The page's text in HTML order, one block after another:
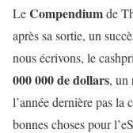
LeCompendiumde
après sa sortie, un
nous écrivons, le
000 000 de dollars, un
l’année dernière pas la
bonnes choses pour